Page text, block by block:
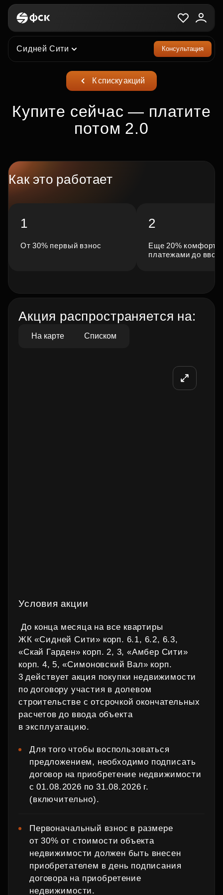
Сидней Сити Консультация
К списку акций
Купите сейчас — платите
потом 2.0
Как это работает
1
От 30% первый взнос
2
Еще 20%
платежами до
Акция распространяется на:
На карте Списком
Условия акции
До конца месяца на все квартиры
ЖК «Сидней Сити» корп. 6.1, 6.2, 6.3,
«Скай Гарден» корп. 2, 3, «Амбер Сити»
корп. 4, 5, «Симоновский Вал» корп.
3 действует акция покупки недвижимости
по договору участия в долевом
строительстве с отсрочкой окончательных
расчетов до ввода объекта
в эксплуатацию.
Для того чтобы воспользоваться
предложением, необходимо подписать
договор на приобретение недвижимости
с 01.08.2026 по 31.08.2026 г.
(включительно).
Первоначальный взнос в размере
от 30% от стоимости объекта
недвижимости должен быть внесен
приобретателем в день подписания
договора на приобретение
недвижимости.